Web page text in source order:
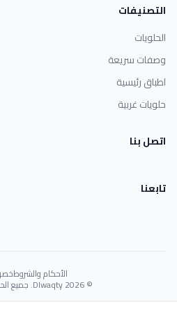
التصنيفات
الحلويات
وصفات سريعة
اطباق رئيسية
حلويات غربية
اتصل بنا
تابعنا
الأحكام والشروط
© 2026 Dlwaqty. جميع الحقوق محفوظة.
byGAIT